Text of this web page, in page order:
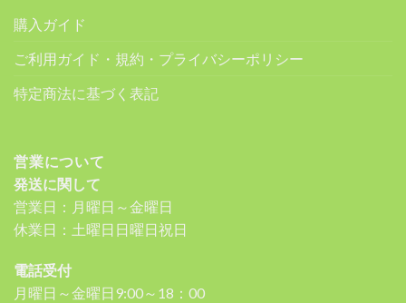
購入ガイド
ご利用ガイド・規約・プライバシーポリシー
特定商法に基づく表記
営業について
発送に関して
営業日：月曜日～金曜日
休業日：土曜日日曜日祝日
電話受付
月曜日～金曜日9:00～18：00